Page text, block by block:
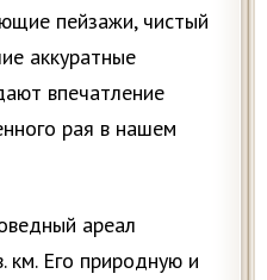
пейзажи, чистый
аккуратные
впечатление
рая в нашем
ареал
Его природную и